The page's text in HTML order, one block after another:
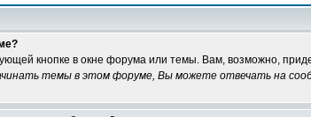
кнопке в окне форума или темы. Вам, возможно,
темы в этом форуме, Вы можете отвечать на